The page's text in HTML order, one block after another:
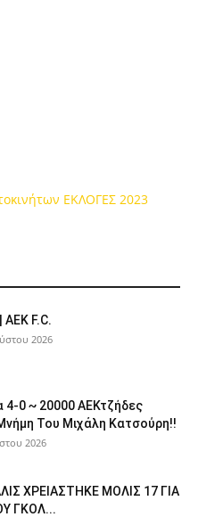
ΕΚΛΟΓΕΣ 2023
F.C.
2026
4-0 ~ 20000 ΑΕΚτζήδες
Του Μιχάλη Κατσούρη!!
2026
ΧΡΕΙΑΣΤΗΚΕ ΜΟΛΙΣ 17 ΓΙΑ
ΓΚΟΛ...